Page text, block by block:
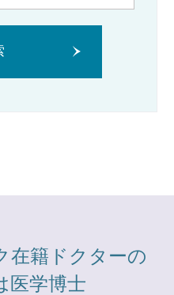
在籍ドクターの
医学博士